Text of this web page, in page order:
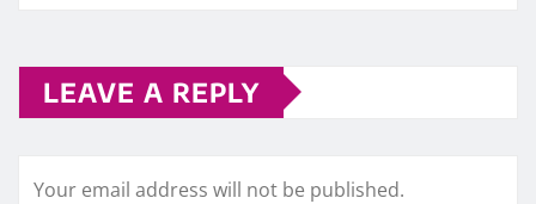
LEAVE A REPLY
Your email address will not be published.